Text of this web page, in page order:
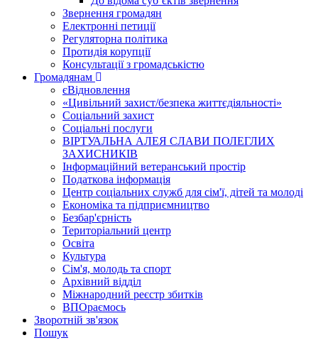
Звернення громадян
Електронні петиції
Регуляторна політика
Протидія корупції
Консультації з громадськістю
Громадянам
єВідновлення
«Цивільний захист/безпека життєдіяльності»
Соціальний захист
Соціальні послуги
ВІРТУАЛЬНА АЛЕЯ СЛАВИ ПОЛЕГЛИХ
ЗАХИСНИКІВ
Інформаційний ветеранський простір
Податкова інформація
Центр соціальних служб для сім'ї, дітей та молоді
Економіка та підприємництво
Безбар'єрність
Територіальний центр
Освіта
Культура
Сім'я, молодь та спорт
Архівний відділ
Міжнародний реєстр збитків
ВПОраємось
Зворотній зв'язок
Пошук